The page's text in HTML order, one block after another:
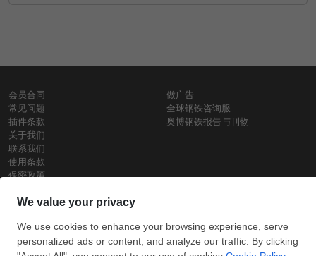
会员合同
常见问题
插件条款
关于我们
联系我们
使用条款
保密政策
做广告
全球钢铁咨询服
奥博钢铁报告与刊物
铁价格
每日废钢价格
盘条价格
保留所有权利